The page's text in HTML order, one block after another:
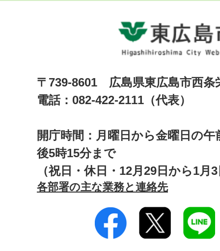
〒739-8601 広島県東広島市西
電話：082-422-2111（代表）
開庁時間：月曜日から金曜日の午
後5時15分まで
（祝日・休日・12月29日から1月
各部署の主な業務と連絡先